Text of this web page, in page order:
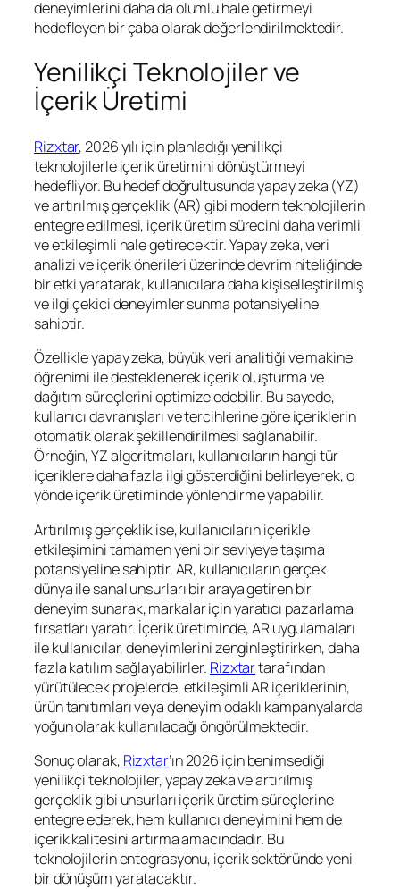
deneyimlerini daha da olumlu hale getirmeyi
hedefleyen bir çaba olarak değerlendirilmektedir.
Yenilikçi Teknolojiler ve
İçerik Üretimi
Rizxtar, 2026 yılı için planladığı yenilikçi
teknolojilerle içerik üretimini dönüştürmeyi
hedefliyor. Bu hedef doğrultusunda yapay zeka (YZ)
ve artırılmış gerçeklik (AR) gibi modern teknolojilerin
entegre edilmesi, içerik üretim sürecini daha verimli
ve etkileşimli hale getirecektir. Yapay zeka, veri
analizi ve içerik önerileri üzerinde devrim niteliğinde
bir etki yaratarak, kullanıcılara daha kişiselleştirilmiş
ve ilgi çekici deneyimler sunma potansiyeline
sahiptir.
Özellikle yapay zeka, büyük veri analitiği ve makine
öğrenimi ile desteklenerek içerik oluşturma ve
dağıtım süreçlerini optimize edebilir. Bu sayede,
kullanıcı davranışları ve tercihlerine göre içeriklerin
otomatik olarak şekillendirilmesi sağlanabilir.
Örneğin, YZ algoritmaları, kullanıcıların hangi tür
içeriklere daha fazla ilgi gösterdiğini belirleyerek, o
yönde içerik üretiminde yönlendirme yapabilir.
Artırılmış gerçeklik ise, kullanıcıların içerikle
etkileşimini tamamen yeni bir seviyeye taşıma
potansiyeline sahiptir. AR, kullanıcıların gerçek
dünya ile sanal unsurları bir araya getiren bir
deneyim sunarak, markalar için yaratıcı pazarlama
fırsatları yaratır. İçerik üretiminde, AR uygulamaları
ile kullanıcılar, deneyimlerini zenginleştirirken, daha
fazla katılım sağlayabilirler. Rizxtartarafından
yürütülecek projelerde, etkileşimli AR içeriklerinin,
ürün tanıtımları veya deneyim odaklı kampanyalarda
yoğun olarak kullanılacağı öngörülmektedir.
Sonuç olarak, Rizxtar’ın 2026 için benimsediği
yenilikçi teknolojiler, yapay zeka ve artırılmış
gerçeklik gibi unsurları içerik üretim süreçlerine
entegre ederek, hem kullanıcı deneyimini hem de
içerik kalitesini artırma amacındadır. Bu
teknolojilerin entegrasyonu, içerik sektöründe yeni
bir dönüşüm yaratacaktır.